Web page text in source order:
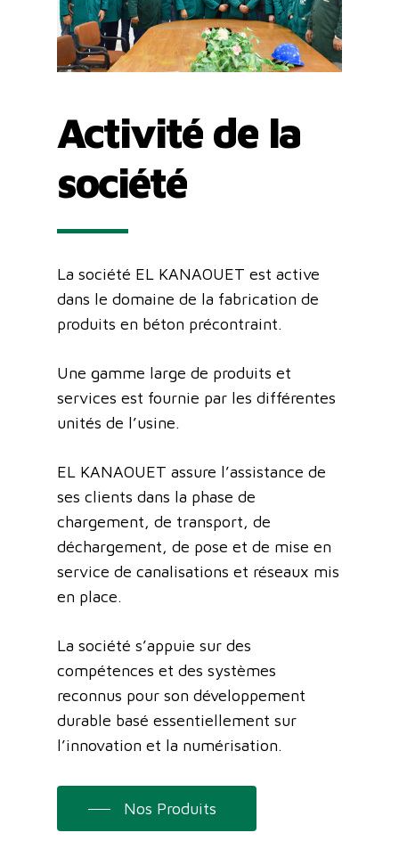
Activité de la
société
La société EL KANAOUET est active
dans le domaine de la fabrication de
produits en béton précontraint.
Une gamme large de produits et
services est fournie par les différentes
unités de l’usine.
EL KANAOUET assure l’assistance de
ses clients dans la phase de
chargement, de transport, de
déchargement, de pose et de mise en
service de canalisations et réseaux mis
en place.
La société s’appuie sur des
compétences et des systèmes
reconnus pour son développement
durable basé essentiellement sur
l’innovation et la numérisation.
Nos Produits